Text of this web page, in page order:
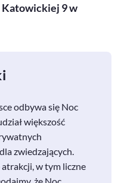
Katowickiej 9 w
odbywa się Noc
większość
zwiedzających.
w tym liczne